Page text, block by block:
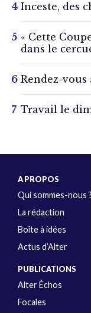
Inceste, des
« Cette
dans le
Rendez-vous
Travail le
A PROPOS
Qui sommes-nous ?
La rédaction
Boîte à idées
Actus d’Alter
PUBLICATIONS
Alter Échos
Focales